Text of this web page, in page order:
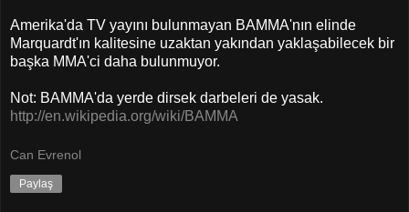
Amerika'da TV yayını bulunmayan BAMMA'nın elinde
Marquardt'ın kalitesine uzaktan yakından yaklaşabilecek bir
başka MMA'ci daha bulunmuyor.
Not: BAMMA'da yerde dirsek darbeleri de yasak.
http://en.wikipedia.org/wiki/BAMMA
Can Evrenol
Paylaş